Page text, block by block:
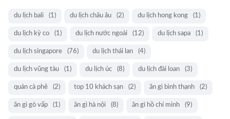
du lịch bali (1) du lịch châu âu (2) du lịch hong kong (1)
du lịch kỳ co (1) du lịch nước ngoài (12) du lịch sapa (1)
du lịch singapore (76) du lịch thái lan (4)
du lịch vũng tàu (1) du lịch úc (8) du lịch đài loan (3)
quán cà phê (2) top 10 khách sạn (2) ăn gì bình thạnh (2)
ăn gì gò vấp (1) ăn gì hà nội (8) ăn gì hồ chí minh (9)